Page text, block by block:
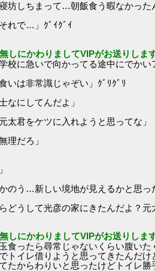
坊しちまって…朝飯食う暇なかった
れで…」ｸﾞｲｸﾞｲ
しにかわりましてVIPがお送りしま
校に急いで向かってる途中にでかい
いは非常識じゃぞい」ｸﾞﾘｸﾞﾘ
なにしてんだよ」
太君をケツに入れようと思ってな」
理だろ」
のう…新しい境地が見えるかと思っ
どうして光彦の家にきたんだよ？元
しにかわりましてVIPがお送りしま
食ったら尋常じゃないくらい腹い
レ借りようと思ってきたんだけ
らわりいと思ったけどトイレ勝